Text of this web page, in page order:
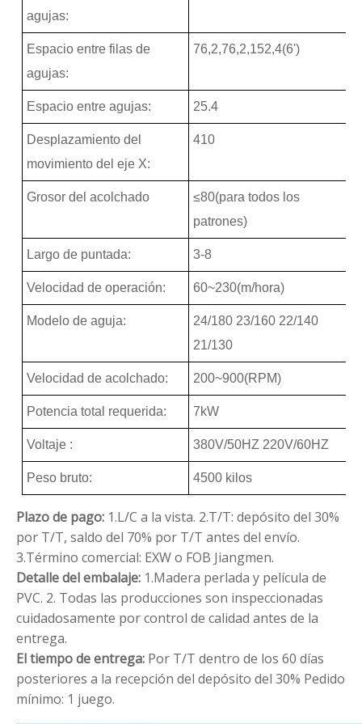
agujas:
Espacio entre filas de
agujas:
76,2,76,2,152,4(6')
Espacio entre agujas: 25.4
Desplazamiento del
movimiento del eje X:
410
Grosor del acolchado
≤80(para todos los
patrones)
Largo de puntada: 3-8
Velocidad de operación: 60~230(m/hora)
Modelo de aguja:
24/180 23/160 22/140
21/130
Velocidad de acolchado: 200~900(RPM)
Potencia total requerida: 7kW
Voltaje : 380V/50HZ 220V/60HZ
Peso bruto: 4500 kilos
Plazo de pago: 1.L/C a la vista. 2.T/T: depósito del 30%
por T/T, saldo del 70% por T/T antes del envío.
3.Término comercial: EXW o FOB Jiangmen.
Detalle del embalaje: 1.Madera perlada y película de
PVC. 2. Todas las producciones son inspeccionadas
cuidadosamente por control de calidad antes de la
entrega.
El tiempo de entrega: Por T/T dentro de los 60 días
posteriores a la recepción del depósito del 30% Pedido
mínimo: 1 juego.